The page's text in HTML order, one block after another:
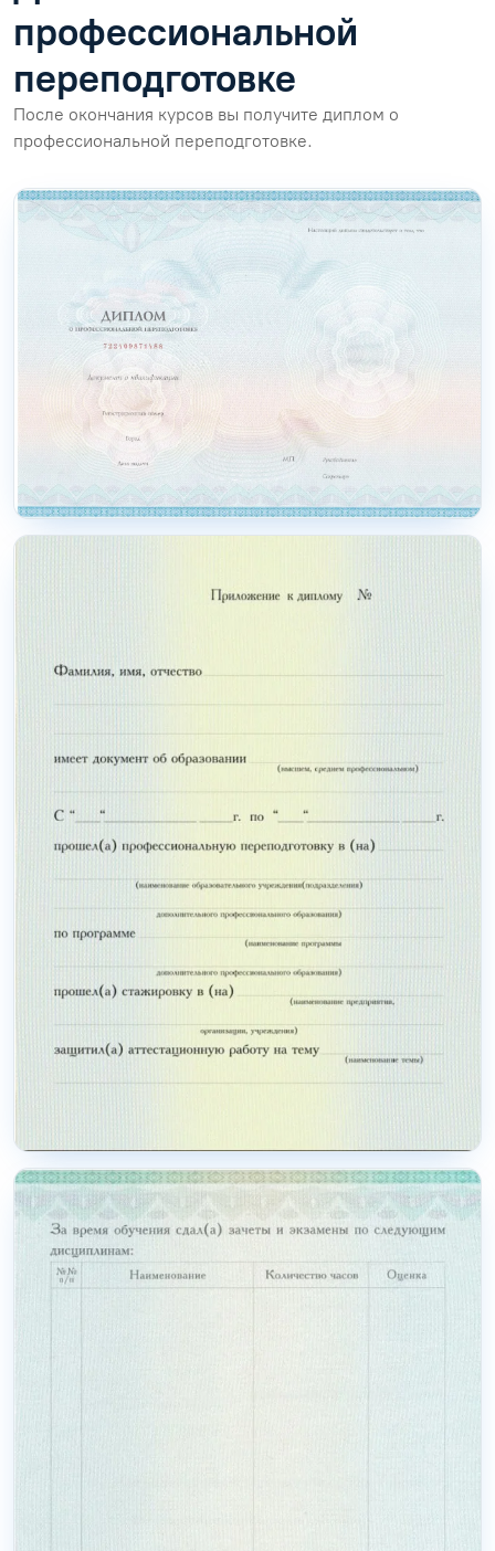
профессиональной
переподготовке
После окончания курсов вы получите диплом о
профессиональной переподготовке.